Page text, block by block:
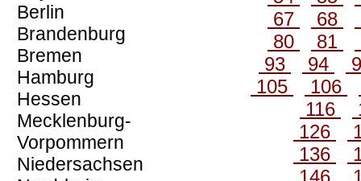
Berlin
Brandenburg
Bremen
Hamburg
Hessen
Mecklenburg-
Vorpommern
Niedersachsen
67
68
80
81
93
94
105
106
116
126
136
146